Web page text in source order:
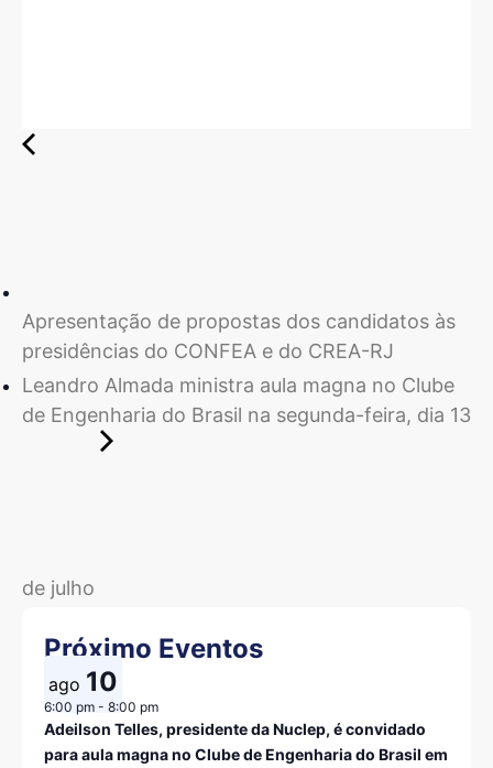
Apresentação de propostas dos candidatos às
presidências do CONFEA e do CREA-RJ
Leandro Almada ministra aula magna no Clube
de Engenharia do Brasil na segunda-feira, dia 13
de julho
Próximo Eventos
ago 10
6:00 pm - 8:00 pm
Adeilson Telles, presidente da Nuclep, é convidado
para aula magna no Clube de Engenharia do Brasil em